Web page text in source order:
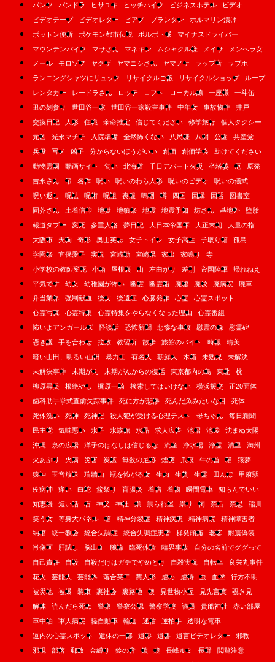
パンツ
パンドラ ヒサユキ ヒッチハイク ビジネスホテル
ビデオ
ビデオテープ
ビデオレター ピアノ プランタン
ホルマリン漬け
ボットン便所
ポケモン都市伝説 ポルポト派
マイナスドライバー
マウンテンバイク
マサさん マネキン ムシャクル様 メイサ
メンヘラ女
メール
モロゾフ ヤクザ ヤマニシさん ヤマノケ ラップ音
ラブホ
ランニングシャツにリュック
リサイクルご飯 リサイクルショップ
ループ
レンタカー
レードラさん ロッテ ロフト ローカル線 一座様
一斗缶
丑の刻参り
世田谷一家 世田谷一家殺害事件 中年女 事故物件
井戸
交換日記
人形 住職 余命推定 信じてください 修学旅行
個人タクシー
元凶
光永マチ子 入院準備 全然怖くない 八尺様 八開 公園
共産党
兵役
写メ 凶子 分からないほうがいい 創価 創価学会
助けてください
動物霊園
動画サイト 匂い 北海道 千日デパート火災 卒塔婆 厄
原発
吉永さん
吊 名作 呪い 呪いのわら人形 呪いのビデオ
呪いの儀式
呪い返し
呪法 呪術 呪詛 喪服 嗚咽 噂 四国 因縁 因習
図書室
固芥さん
土着信仰 地獄 地鎮祭 地震 地震予知 坊さん 基地外
堕胎
報道タブー
変死 多重人格 夢日記 大日本帝国軍 大正末期
大量の指
大阪市
天狗 奇形 奥山英志 女子トイレ 女子高生 子取り箱
孤島
学園祭
宜保愛子 実況 宮崎勤 宮崎県 家出 家鳴り
寺
小学校の教師変死
小箱 屋根裏 山 左曲がり 差別 帝国陸軍
帰れねえ
平気です
幼女 幼稚園が怖い 幽霊 幽霊船 廃墟 廃校 廃病院
廃車
弁当業界
強制献血 後女 後遺症 心臓発作 心霊
心霊スポット
心霊写真
心霊特集 心霊特集をやらなくなった理由
心霊番組
怖いよアンガールズ
怪談話 恐怖新聞 悲惨な事故 慰霊の森
慰霊碑
憑き護
手を合わせ 拉致 教習所 散歩 旅館のバイト 時報
晴美
暗い山田、明るい山田
暴力団 有名人 朝鮮人 木箱 未熟児
未解決
未解決事件
末期がん 末期がんからの復活 東京都内の島 東北
枕
柳原尋美
根絶やし 梶原一騎 検索してはいけない 横浜援交
正20面体
歯科助手挙式直前失踪事件
死に方が悲惨 死んだ魚みたいな目
死体
死体洗い
死神 死神だ 殺人犯が受ける心理テスト 母ちゃん
毎日新聞
民主党
気味悪い 水子 水族館 水晶 求人広告 池沼 池袋
沈まぬ太陽
沖縄
泉の広場 洋子のはなしは信じるな 流産 浄水場 浄霊 清里
満州
火あぶり
火病 災害 炭鉱 無数の足跡 煙突 爪痕 牛の首 猫
猿夢
猿神
玉音放送 瑞牆山 瓶を怖がる女 生肉 生贄 生霊 田んぼ
甲府駅
疫病神
痛い 白蛇 盆祭り 盲腸炎 着信 着物 瞬間電車
知らんでいい
知恵袋
短い話 石 神父 神社 祟 祟られ屋 祟り 祠 禁后 禁忌
稲川
笑う女
等身大パネル 箱 精神分裂症 精神疾患 精神病院
精神障害者
納棺
統一教会 統合失調症 統合失調症患者 群発頭痛 老婆
耐震偽装
肖像画
肝試し 脳出血 腕輪 臨死体験 臨界事故
自分の名前でググって
自己責任
自殺 自殺だけはガチでやめとけ 自殺実況 自転車
良栄丸事件
花火
芸能人 芸能界 落合英二 藁人形 虐め 虐待 虫 血塗
行方不明
被災地
被爆 装束 裏社会 裏路地 襖 見世物小屋 見先言葉
覗き見
解体
読んだら死ぬ 警察 警察公認 警察学校 議員 貴船神社
赤い部屋
車中泊
軍人病院 軽自動車 輪廻 迷信 逆拍手
透明な電車
道内の心霊スポット
遺体の一部 遺影 遺書 遺言ビデオレター
邪教
邪視
部落 郵政 金縛り 鈴の音 鎖 鏡 長峰ルミ 長野
閲覧注意